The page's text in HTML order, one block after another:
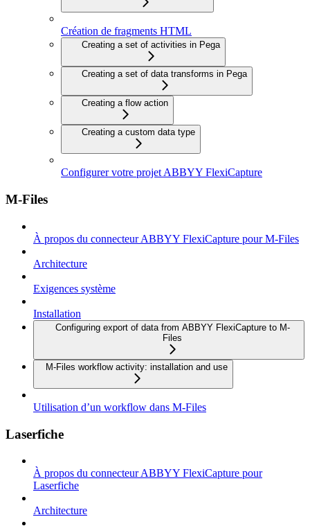
Création de fragments HTML
Creating a set of activities in Pega
Creating a set of data transforms in Pega
Creating a flow action
Creating a custom data type
Configurer votre projet ABBYY FlexiCapture
M-Files
À propos du connecteur ABBYY FlexiCapture pour M-Files
Architecture
Exigences système
Installation
Configuring export of data from ABBYY FlexiCapture to M-
Files
M-Files workflow activity: installation and use
Utilisation d’un workflow dans M-Files
Laserfiche
À propos du connecteur ABBYY FlexiCapture pour
Laserfiche
Architecture